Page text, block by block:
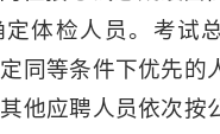
体检人员。考试
同等条件下优先的
他应聘人员依次按